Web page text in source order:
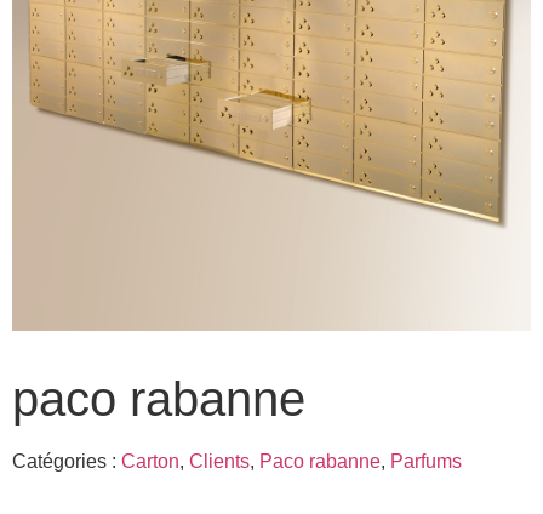
paco rabanne
Catégories : Carton, Clients, Paco rabanne, Parfums